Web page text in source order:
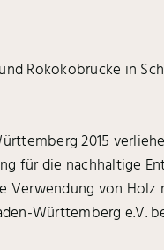
Rokokobrücke in
2015
für die nachhaltige
Verwendung von
Württemberg e.V.